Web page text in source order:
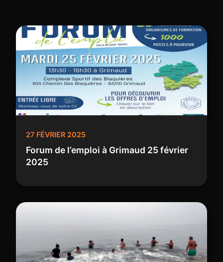
27 FÉVRIER 2025
Forum de l’emploi à Grimaud 25 février
2025